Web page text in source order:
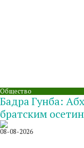
Общество
Бадра Гунба:
братским
08-08-2026